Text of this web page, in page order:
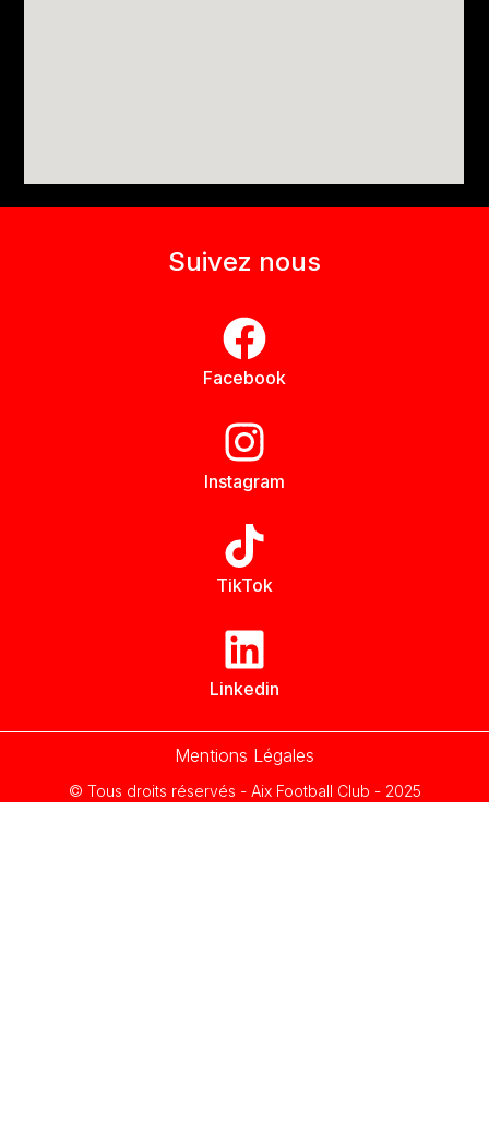
Suivez nous
Facebook
Instagram
TikTok
Linkedin
© Tous droits réservés - Aix Football Club - 2025
Mentions Légales